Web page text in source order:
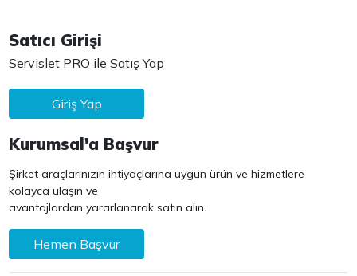
Satıcı Girişi
Servislet PRO ile Satış Yap
Giriş Yap
Kurumsal'a Başvur
Şirket araçlarınızın ihtiyaçlarına uygun ürün ve hizmetlere
kolayca ulaşın ve
avantajlardan yararlanarak satın alın.
Hemen Başvur